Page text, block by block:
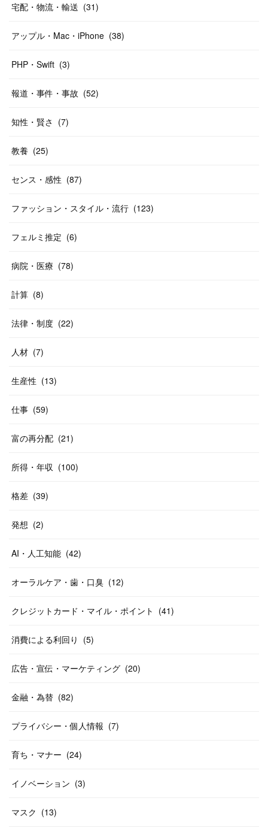
宅配・物流・輸送 (31)
アップル・Mac・iPhone (38)
PHP・Swift (3)
報道・事件・事故 (52)
知性・賢さ (7)
教養 (25)
センス・感性 (87)
ファッション・スタイル・流行 (123)
フェルミ推定 (6)
病院・医療 (78)
計算 (8)
法律・制度 (22)
人材 (7)
生産性 (13)
仕事 (59)
富の再分配 (21)
所得・年収 (100)
格差 (39)
発想 (2)
AI・人工知能 (42)
オーラルケア・歯・口臭 (12)
クレジットカード・マイル・ポイント (41)
消費による利回り (5)
広告・宣伝・マーケティング (20)
金融・為替 (82)
プライバシー・個人情報 (7)
育ち・マナー (24)
イノベーション (3)
マスク (13)